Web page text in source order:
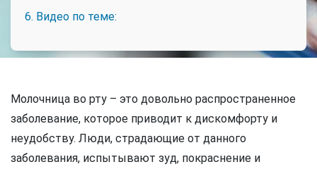
6. Видео по теме:
Молочница во рту – это довольно распространенное
заболевание, которое приводит к дискомфорту и
неудобству. Люди, страдающие от данного
заболевания, испытывают зуд, покраснение и